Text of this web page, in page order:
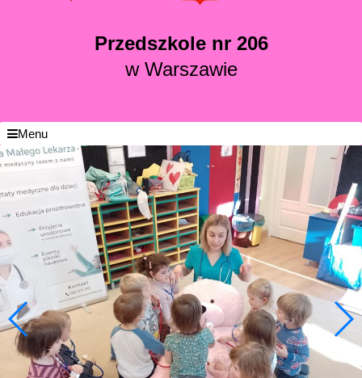
Przedszkole nr 206
w Warszawie
Menu